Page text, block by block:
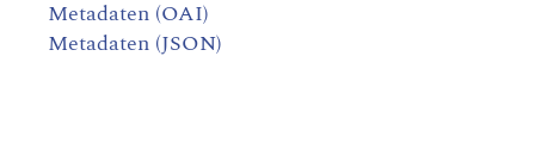
Metadaten (OAI)
Metadaten (JSON)